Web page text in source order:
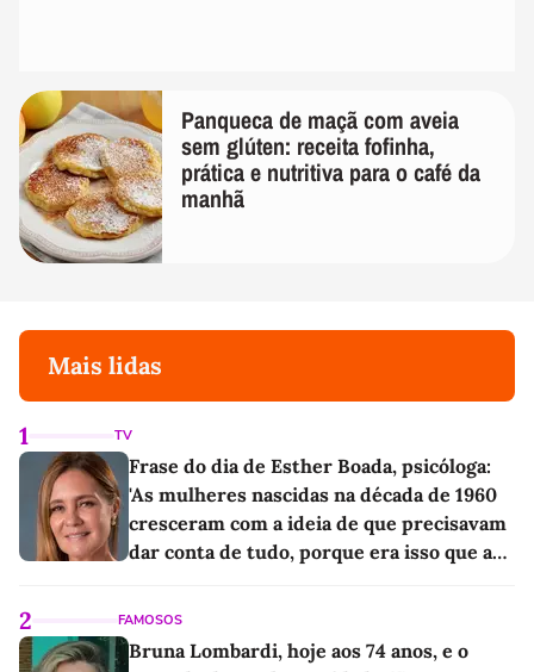
Panqueca de maçã com aveia
sem glúten: receita fofinha,
prática e nutritiva para o café da
manhã
Mais lidas
1 TV
Frase do dia de Esther Boada, psicóloga:
'As mulheres nascidas na década de 1960
cresceram com a ideia de que precisavam
dar conta de tudo, porque era isso que a
2 FAMOSOS
Bruna Lombardi, hoje aos 74 anos, e o